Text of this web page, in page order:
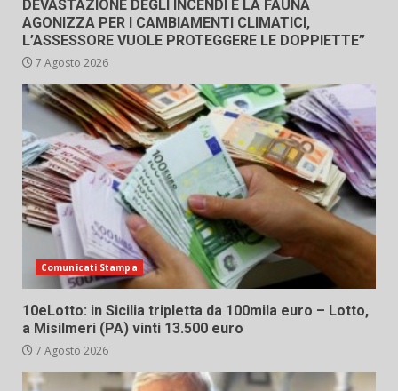
DEVASTAZIONE DEGLI INCENDI E LA FAUNA
AGONIZZA PER I CAMBIAMENTI CLIMATICI,
L’ASSESSORE VUOLE PROTEGGERE LE DOPPIETTE”
7 Agosto 2026
Comunicati Stampa
10eLotto: in Sicilia tripletta da 100mila euro – Lotto,
a Misilmeri (PA) vinti 13.500 euro
7 Agosto 2026